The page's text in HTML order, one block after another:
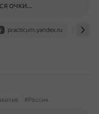
practicum.yandex.ru
очки…
#Россия